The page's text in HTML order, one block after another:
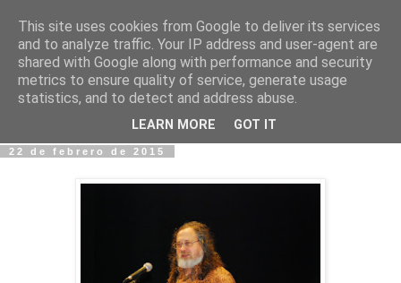
Fotos y Cosas
Miguel Sáenz de Santa María Elizalde
"Un blog es como un diario, pero sin candado".
22 de febrero de 2015
This site uses cookies from Google to deliver its services
and to analyze traffic. Your IP address and user-agent are
shared with Google along with performance and security
metrics to ensure quality of service, generate usage
statistics, and to detect and address abuse.
LEARN MORE GOT IT